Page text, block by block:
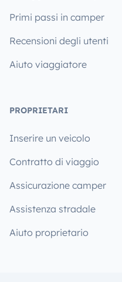
Primi passi in camper
Recensioni degli utenti
Aiuto viaggiatore
PROPRIETARI
Inserire un veicolo
Contratto di viaggio
Assicurazione camper
Assistenza stradale
Aiuto proprietario